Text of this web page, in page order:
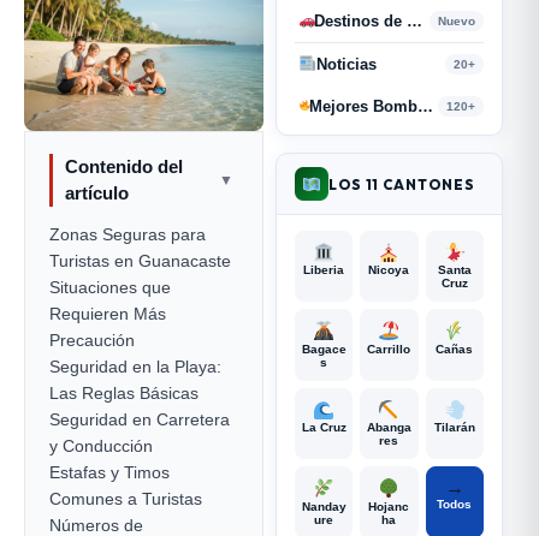
Contenido del
artículo
▼
Zonas Seguras para
Turistas en Guanacaste
Situaciones que
Requieren Más
Precaución
Seguridad en la Playa:
Las Reglas Básicas
Seguridad en Carretera
y Conducción
Estafas y Timos
Comunes a Turistas
Números de
Destinos de Paso Nuevo
Noticias 20+
Mejores Bombas y Retahílas 120+
LOS 11 CANTONES
Liberia Nicoya
Santa
Cruz
Bagace
s
Carrillo Cañas
La Cruz
Abanga
res
Tilarán
Nanday
ure
Hojanc
ha
→
Todos